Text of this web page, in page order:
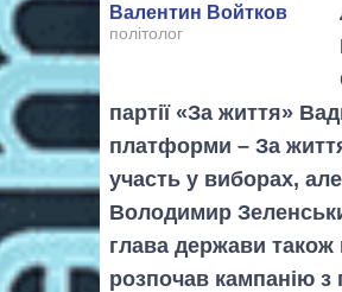
Валентин Войтков
політолог
партії «За життя»
платформи – За
участь у виборах,
Володимир
глава держави
розпочав кампанію